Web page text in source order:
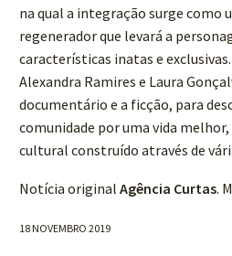
na qual a integração surge como
regenerador que levará a
características inatas e
Alexandra Ramires e Laura
documentário e a ficção, para
comunidade por uma vida
cultural construído através de
Notícia original Agência Curtas.
18 NOVEMBRO 2019